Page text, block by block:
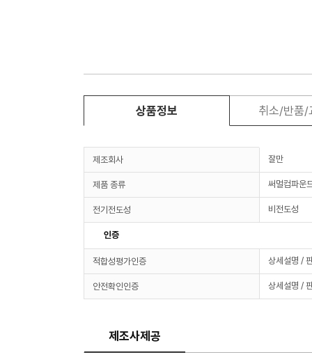
상품정보 취소/반품/
제조회사 잘만
제품 종류 써멀컴파운
전기전도성 비전도성
인증
적합성평가인증 상세설명 /
안전확인인증 상세설명 /
제조사제공